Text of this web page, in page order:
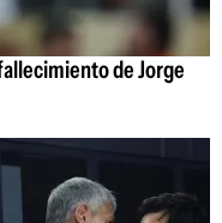
de Jorge